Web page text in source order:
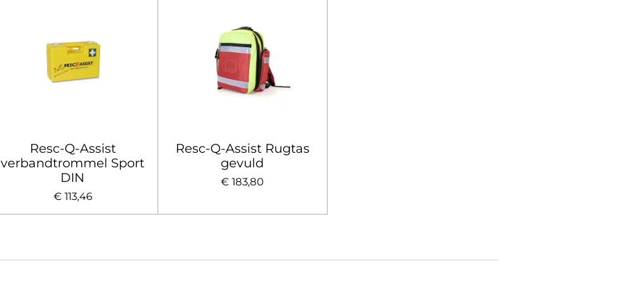
Resc-Q-Assist
verbandtrommel Sport
DIN
€ 113,46
Resc-Q-Assist Rugtas
gevuld
€ 183,80